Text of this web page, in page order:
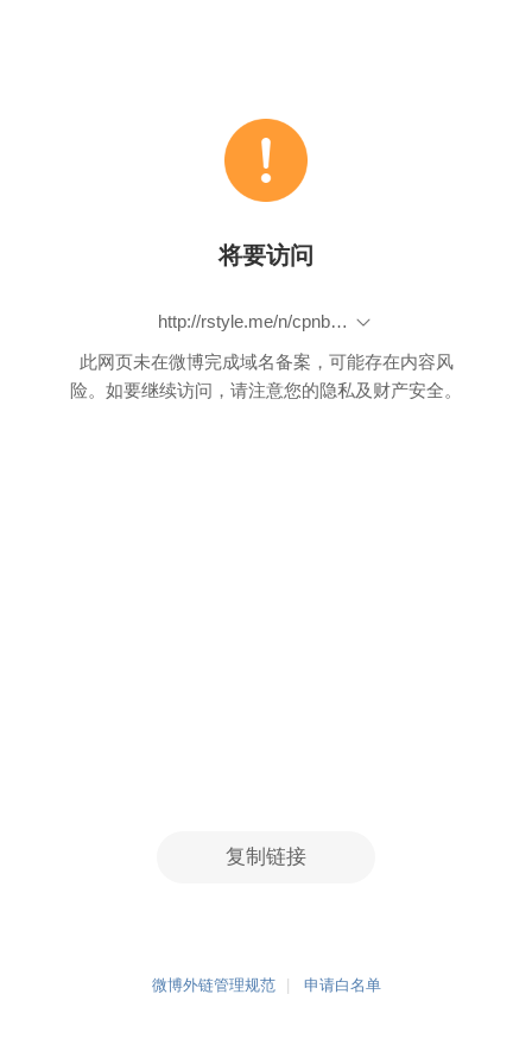
将要访问
http://rstyle.me/n/cpnbejbp9if
此网页未在微博完成域名备案，可能存在内容风
险。如要继续访问，请注意您的隐私及财产安全。
复制链接
微博外链管理规范 申请白名单